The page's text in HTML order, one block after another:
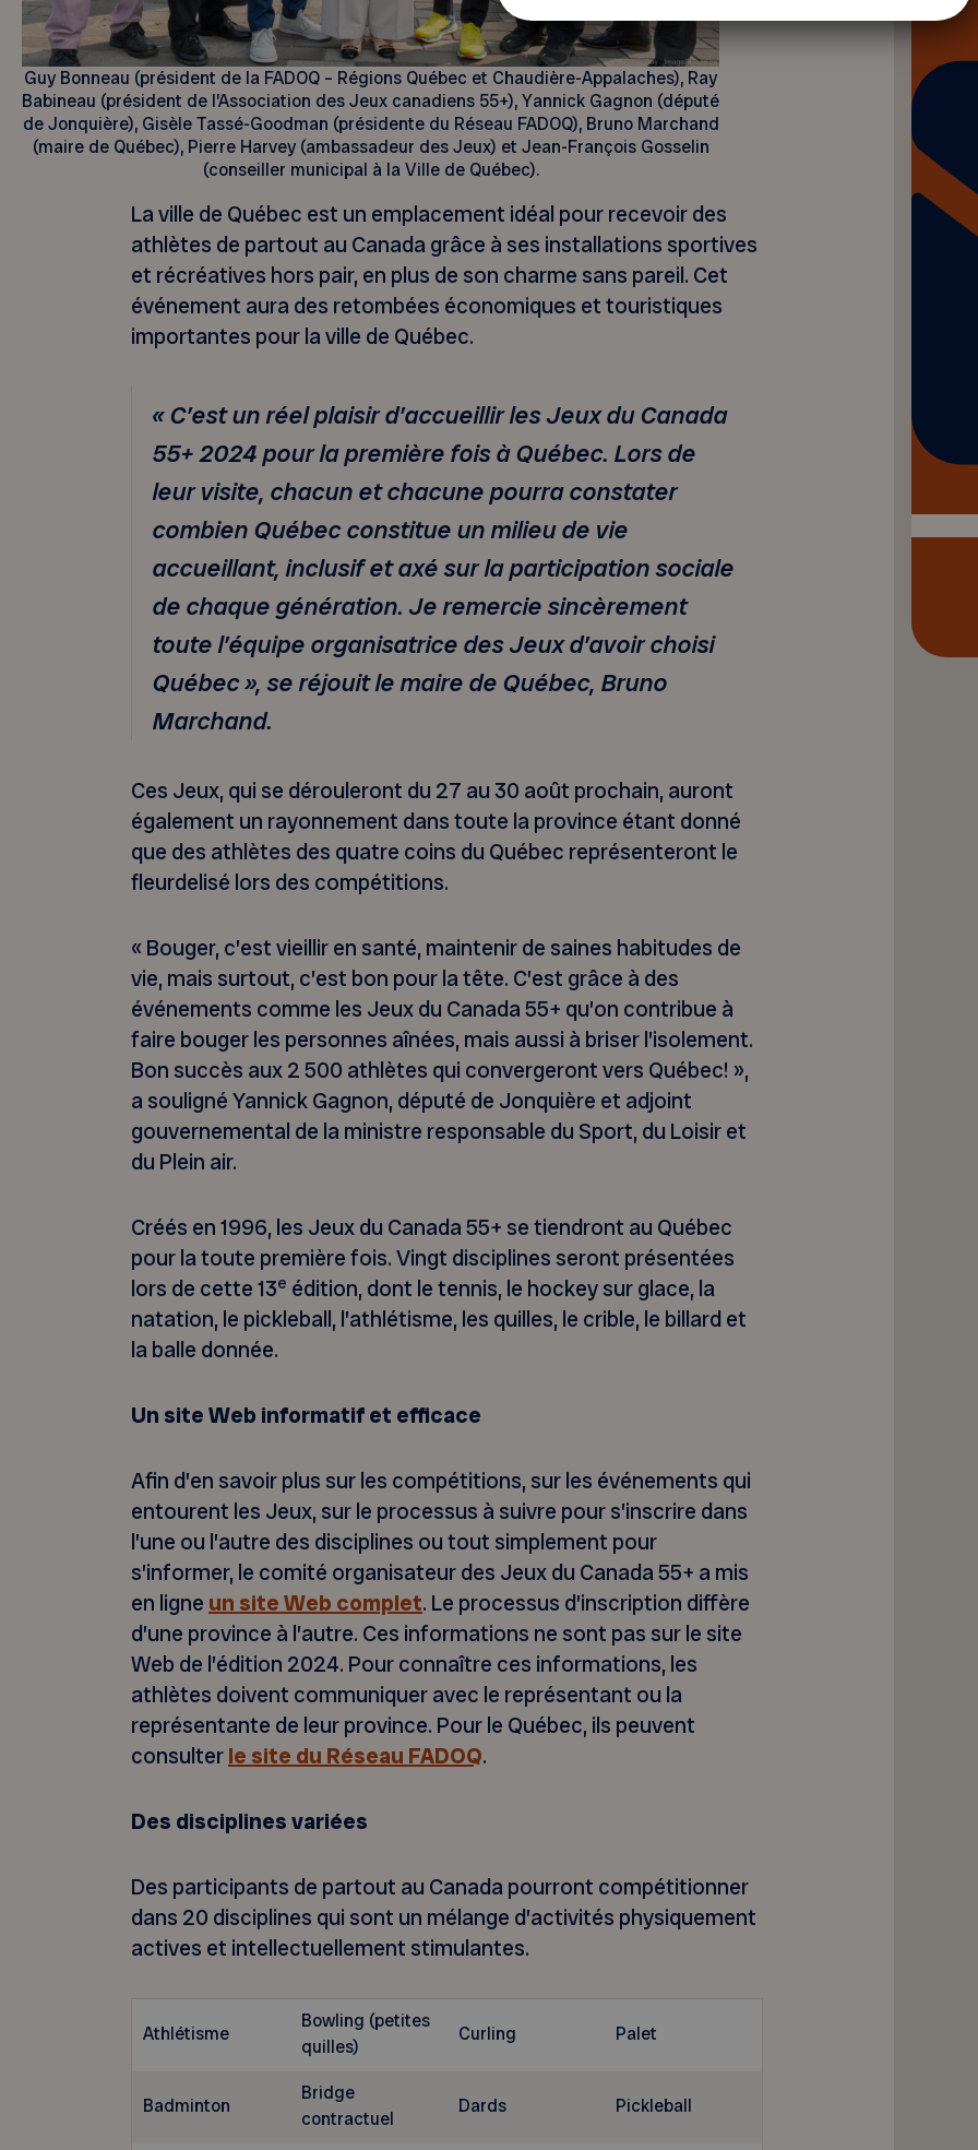
Guy Bonneau (président de la FADOQ – Régions Québec et Chaudière-Appalaches), Ray
Babineau (président de l’Association des Jeux canadiens 55+), Yannick Gagnon (député
de Jonquière), Gisèle Tassé-Goodman (présidente du Réseau FADOQ), Bruno Marchand
(maire de Québec), Pierre Harvey (ambassadeur des Jeux) et Jean-François Gosselin
(conseiller municipal à la Ville de Québec).
La ville de Québec est un emplacement idéal pour recevoir des
athlètes de partout au Canada grâce à ses installations sportives
et récréatives hors pair, en plus de son charme sans pareil. Cet
événement aura des retombées économiques et touristiques
importantes pour la ville de Québec.
« C’est un réel plaisir d’accueillir les Jeux du Canada
55+ 2024 pour la première fois à Québec. Lors de
leur visite, chacun et chacune pourra constater
combien Québec constitue un milieu de vie
accueillant, inclusif et axé sur la participation sociale
de chaque génération. Je remercie sincèrement
toute l’équipe organisatrice des Jeux d’avoir choisi
Québec », se réjouit le maire de Québec, Bruno
Marchand.
Ces Jeux, qui se dérouleront du 27 au 30 août prochain, auront
également un rayonnement dans toute la province étant donné
que des athlètes des quatre coins du Québec représenteront le
fleurdelisé lors des compétitions.
« Bouger, c’est vieillir en santé, maintenir de saines habitudes de
vie, mais surtout, c’est bon pour la tête. C’est grâce à des
événements comme les Jeux du Canada 55+ qu’on contribue à
faire bouger les personnes aînées, mais aussi à briser l’isolement.
Bon succès aux 2 500 athlètes qui convergeront vers Québec! »,
a souligné Yannick Gagnon, député de Jonquière et adjoint
gouvernemental de la ministre responsable du Sport, du Loisir et
du Plein air.
Créés en 1996, les Jeux du Canada 55+ se tiendront au Québec
pour la toute première fois. Vingt disciplines seront présentées
lors de cette 13e édition, dont le tennis, le hockey sur glace, la
natation, le pickleball, l’athlétisme, les quilles, le crible, le billard et
la balle donnée.
Un site Web informatif et efficace
Afin d’en savoir plus sur les compétitions, sur les événements qui
entourent les Jeux, sur le processus à suivre pour s’inscrire dans
l’une ou l’autre des disciplines ou tout simplement pour
s’informer, le comité organisateur des Jeux du Canada 55+ a mis
en ligne un site Web complet. Le processus d’inscription diffère
d’une province à l’autre. Ces informations ne sont pas sur le site
Web de l’édition 2024. Pour connaître ces informations, les
athlètes doivent communiquer avec le représentant ou la
représentante de leur province. Pour le Québec, ils peuvent
consulterle site du Réseau FADOQ.
Des disciplines variées
Des participants de partout au Canada pourront compétitionner
dans 20 disciplines qui sont un mélange d’activités physiquement
actives et intellectuellement stimulantes.
Athlétisme
Bowling (petites
quilles)
Curling Palet
Badminton
Bridge
contractuel
Dards Pickleball